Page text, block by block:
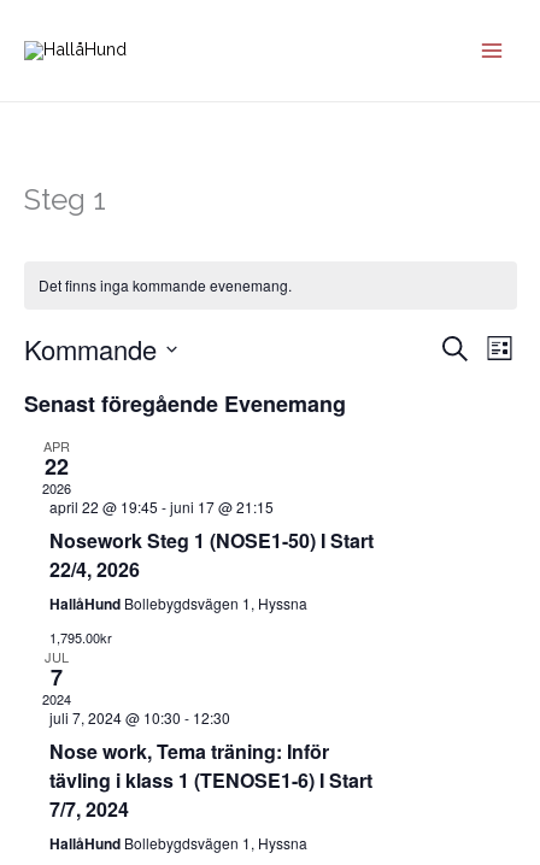
Steg 1
Det finns inga kommande evenemang.
Evenemang
Sök
Lista
Kommande
datum.
Senast föregående Evenemang
APR
22
2026
april 22 @ 19:45 -juni 17 @ 21:15
Nosework Steg 1 (NOSE1-50) I Start
22/4, 2026
HallåHund Bollebygdsvägen 1, Hyssna
1,795.00kr
JUL
7
2024
juli 7, 2024 @ 10:30 - 12:30
Nose work, Tema träning: Inför
tävling i klass 1 (TENOSE1-6) I Start
7/7, 2024
HallåHund Bollebygdsvägen 1, Hyssna